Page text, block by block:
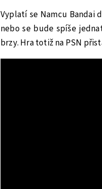
Vyplatí se Namcu Bandai
nebo se bude spíše
brzy. Hra totiž na PSN